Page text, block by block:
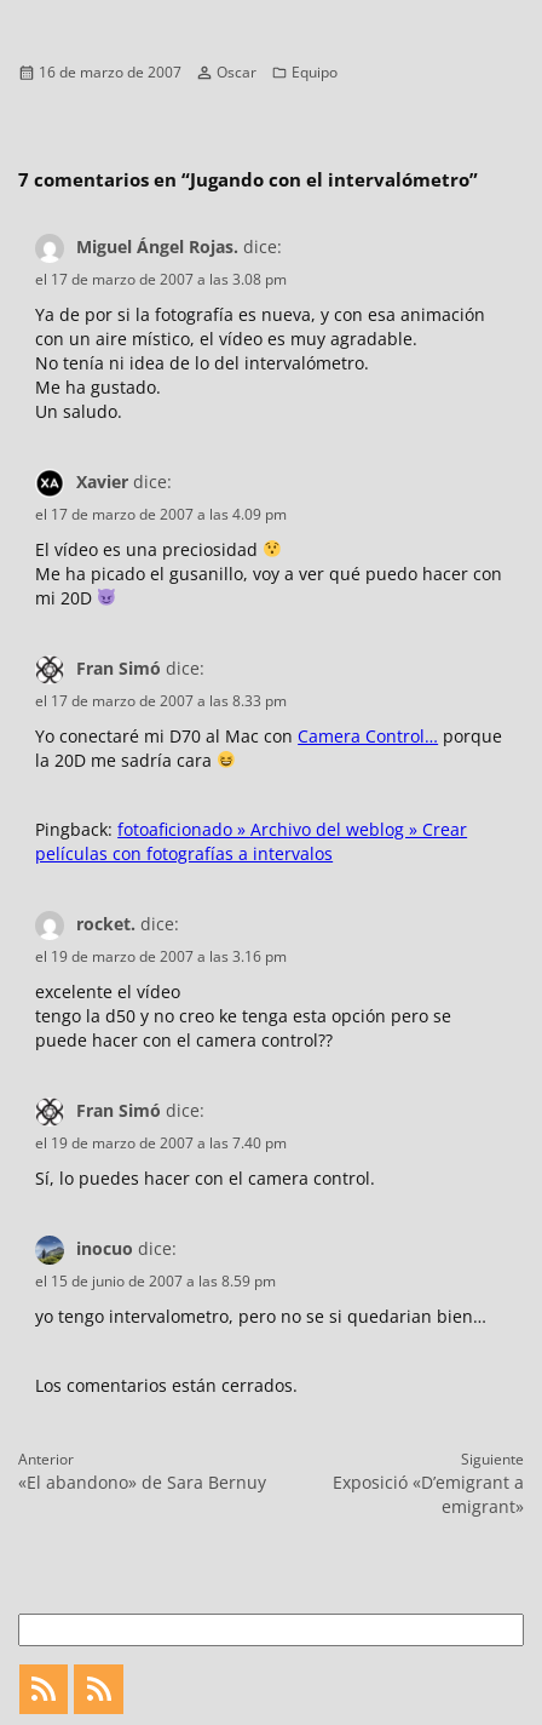
Publicado
16 de marzo de 2007 Autor
Oscar Categorías
Equipo
7 comentarios en “Jugando con el intervalómetro”
Miguel Ángel Rojas. dice:
el 17 de marzo de 2007 a las 3.08 pm
Ya de por si la fotografía es nueva, y con esa animación
con un aire místico, el vídeo es muy agradable.
No tenía ni idea de lo del intervalómetro.
Me ha gustado.
Un saludo.
Xavier dice:
el 17 de marzo de 2007 a las 4.09 pm
El vídeo es una preciosidad
Me ha picado el gusanillo, voy a ver qué puedo hacer con
mi 20D
Fran Simó dice:
el 17 de marzo de 2007 a las 8.33 pm
Yo conectaré mi D70 al Mac conCamera Control… porque
la 20D me sadría cara
Pingback:fotoaficionado » Archivo del weblog » Crear
películas con fotografías a intervalos
rocket. dice:
el 19 de marzo de 2007 a las 3.16 pm
excelente el vídeo
tengo la d50 y no creo ke tenga esta opción pero se
puede hacer con el camera control??
Fran Simó dice:
el 19 de marzo de 2007 a las 7.40 pm
Sí, lo puedes hacer con el camera control.
inocuo dice:
el 15 de junio de 2007 a las 8.59 pm
yo tengo intervalometro, pero no se si quedarian bien…
Los comentarios están cerrados.
Navegación
de
Anterior
Entrada
«El abandono» de Sara Bernuy
Siguiente
Exposició «D’emigrant a
emigrant»
Feed
Feed